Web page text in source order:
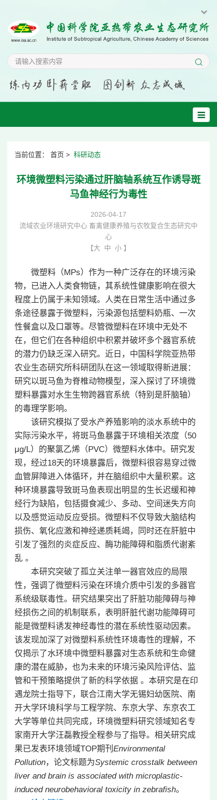
当前位置： 首页 > 科研动态
环境微塑料污染通过肝脑轴系统互作诱导斑
马鱼神经行为毒性
2026-04-17
流域农业环境研究中心 畜禽健康养殖与农牧复合生态研究中
心
【大 中 小 】
微塑料（MPs）作为一种广泛存在的环境污染
物，已进入人类食物链，其系统性健康影响在很大
程度上仍属于未知领域。人类在日常生活中通过多
条途径暴露于微塑料，污染源包括塑料奶瓶、一次
性餐盒以及口罩等。尽管微塑料在环境中无处不
在，但它们在各种组织中积累并破坏多个器官系统
的潜力仍缺乏深入研究。近日，中国科学院亚热带
农业生态研究所科研团队在这一领域取得新进展：
研究以斑马鱼为脊椎动物模型，深入探讨了环境微
塑料暴露对水生生物跨器官系统（特别是肝脑轴）
的毒理学影响。
该研究模拟了受水产养殖影响的淡水系统中的
实际污染水平，将斑马鱼暴露于环境相关浓度（50
μg/L）的聚氯乙烯（PVC）微塑料水体中。研究发
现，经过18天的环境暴露后，微塑料很容易穿过微
血管屏障进入体循环，并在脑组织中大量积累。这
种环境暴露导致斑马鱼表现出明显的生长迟缓和神
经行为缺陷，包括摄食减少、多动、空间迷失方向
以及感觉运动反应受损。微塑料不仅导致大脑结构
损伤、氧化应激和神经递质耗竭，同时还在肝脏中
引发了强烈的炎症反应、酶功能障碍和脂质代谢紊
乱 。
本研究突破了孤立关注单一器官效应的局限
性，强调了微塑料污染在环境介质中引发的多器官
系统级联毒性。研究结果突出了肝脏功能障碍与神
经损伤之间的机制联系，表明肝脏代谢功能障碍可
能是微塑料诱发神经毒性的潜在系统性驱动因素。
该发现加深了对微塑料系统性环境毒性的理解，不
仅揭示了水环境中微塑料暴露对生态系统和生命健
康的潜在威胁，也为未来的环境污染风险评估、监
管和干预策略提供了新的科学依据 。本研究是在印
遇龙院士指导下，联合江南大学无锡妇幼医院、南
开大学环境科学与工程学院、东京大学、东京农工
大学等单位共同完成，环境微塑料研究领域知名专
家南开大学汪磊教授全程参与了指导。相关研究成
果已发表环境领域TOP期刊 Environmental
Pollution，论文标题为Systemic crosstalk between
liver and brain is associated with microplastic-
induced neurobehavioral toxicity in zebrafish。